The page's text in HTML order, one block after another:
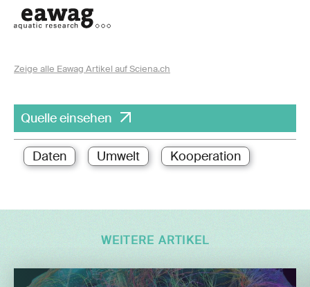
Zeige alle Eawag Artikel auf Sciena.ch
Quelle einsehen
Daten Umwelt Kooperation
WEITERE ARTIKEL